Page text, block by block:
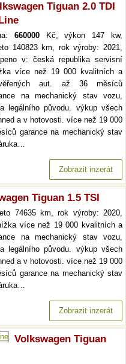
Tiguan 2.0 TDI
660000Kč, výkon 147 kw,
140823 km, rok výroby: 2021,
v: česká republika servisní
více než 19 000 kvalitních a
aut. až 36 měsíců
na mechanický stav vozu,
legálního původu. výkup všech
a v hotovosti. více než 19 000
garance na mechanický stav
Zobrazit inzerát
Tiguan 1.5 TSI
74635 km, rok výroby: 2020,
více než 19 000 kvalitních a
na mechanický stav vozu,
legálního původu. výkup všech
a v hotovosti. více než 19 000
garance na mechanický stav
Zobrazit inzerát
Volkswagen Tiguan